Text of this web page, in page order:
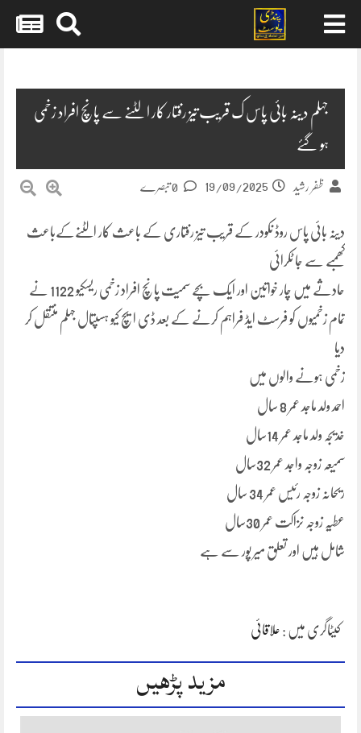
جہلم دینہ بائی پاس ک قریب تیز رفتار کار الٹنے سے پانچ افراد زخمی
ہو گئے
ظفر رشید 19/09/2025
دینہ بائی پاس روڈ نکودر کے قریب تیز رفتاری کے باعث کار الٹنےکےباعث
کھمبے سے جا ٹکرائی
حادثے میں چار خواتین اور ایک بچے سمیت پانچ افراد زخمی ریسکیو 1122 نے
تمام زخمیوں کو فرسٹ ایڈ فراہم کرنے کے بعد ڈی ایچ کیو ہسپتال جہلم منتقل کر
دیا
زخمی ہونے والوں میں
احمد ولد ماجد عمر 8 سال
خدیجہ ولد ماجد عمر 14سال
سمیعہ زوجہ واجد عمر 32سال
ریحانہ زوجہ رئیس عمر 34 سال
عطیہ زوجہ نزاکت عمر 30سال
شامل ہیں اور تعلق میر پور سے ہے
کیٹاگری میں : علاقائی
مزید پڑھیں